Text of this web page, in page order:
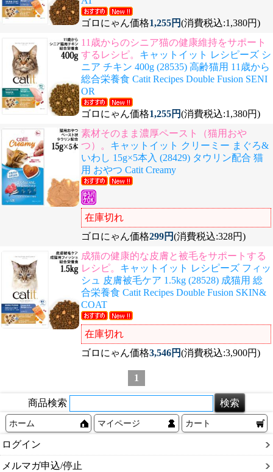
ゴロにゃん価格1,255円(消費税込:1,380円)
11歳からのシニア猫の健康維持をサポート
するレシピ。 キャットイット レシピーズ シ
ニア チキン 400g (28535) 高齢猫用 11歳から
総合栄養食 Catit Recipes Double Fusion SENI
OR
ゴロにゃん価格1,255円(消費税込:1,380円)
素材そのまま濃厚ペースト（猫用おや
つ）。 キャットイット クリーミー まぐろ&
いわし 15g×5本入 (28429) タウリン配合 猫
用 おやつ Catit Creamy
在庫切れ
ゴロにゃん価格299円(消費税込:328円)
成猫の健康的な皮膚と被毛をサポートする
レシピ。 キャットイット レシピーズ フィッ
シュ 皮膚被毛ケア 1.5kg (28528) 成猫用 総
合栄養食 Catit Recipes Double Fusion SKIN&
COAT
在庫切れ
ゴロにゃん価格3,546円(消費税込:3,900円)
1
商品検索
ホーム マイページ カート
ログイン
メルマガ申込/停止